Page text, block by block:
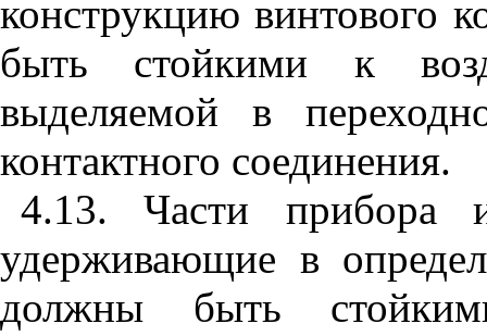
конструкцию винтового
быть стойкими к
выделяемой в
контактного соединения.
4.13. Части прибора
удерживающие в
должны быть